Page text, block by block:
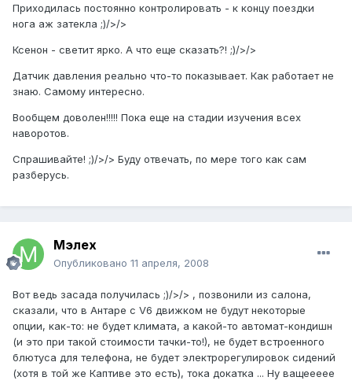
Приходилась постоянно контролировать - к концу поездки
нога аж затекла ;)/>/>
Ксенон - светит ярко. А что еще сказать?! ;)/>/>
Датчик давления реально что-то показывает. Как работает не
знаю. Самому интересно.
Вообщем доволен!!!!! Пока еще на стадии изучения всех
наворотов.
Спрашивайте! ;)/>/> Буду отвечать, по мере того как сам
разберусь.
Мэлех
Опубликовано 11 апреля, 2008
Вот ведь засада получилась ;)/>/> , позвонили из салона,
сказали, что в Антаре c V6 движком не будут некоторые
опции, как-то: не будет климата, а какой-то автомат-кондишн
(и это при такой стоимости тачки-то!), не будет встроенного
блютуса для телефона, не будет электрорегулировок сидений
(хотя в той же Каптиве это есть), тока докатка ... Ну ващеееее